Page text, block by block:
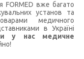
FORMED вже багато
установ та
медичного
в Україні
у нас медичне